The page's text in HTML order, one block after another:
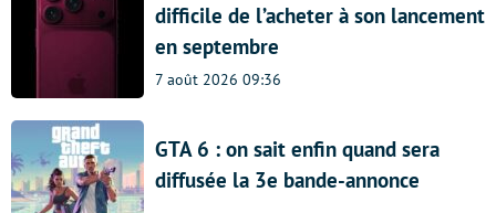
difficile de l’acheter à son lancement
en septembre
7 août 2026 09:36
GTA 6 : on sait enfin quand sera
diffusée la 3e bande-annonce